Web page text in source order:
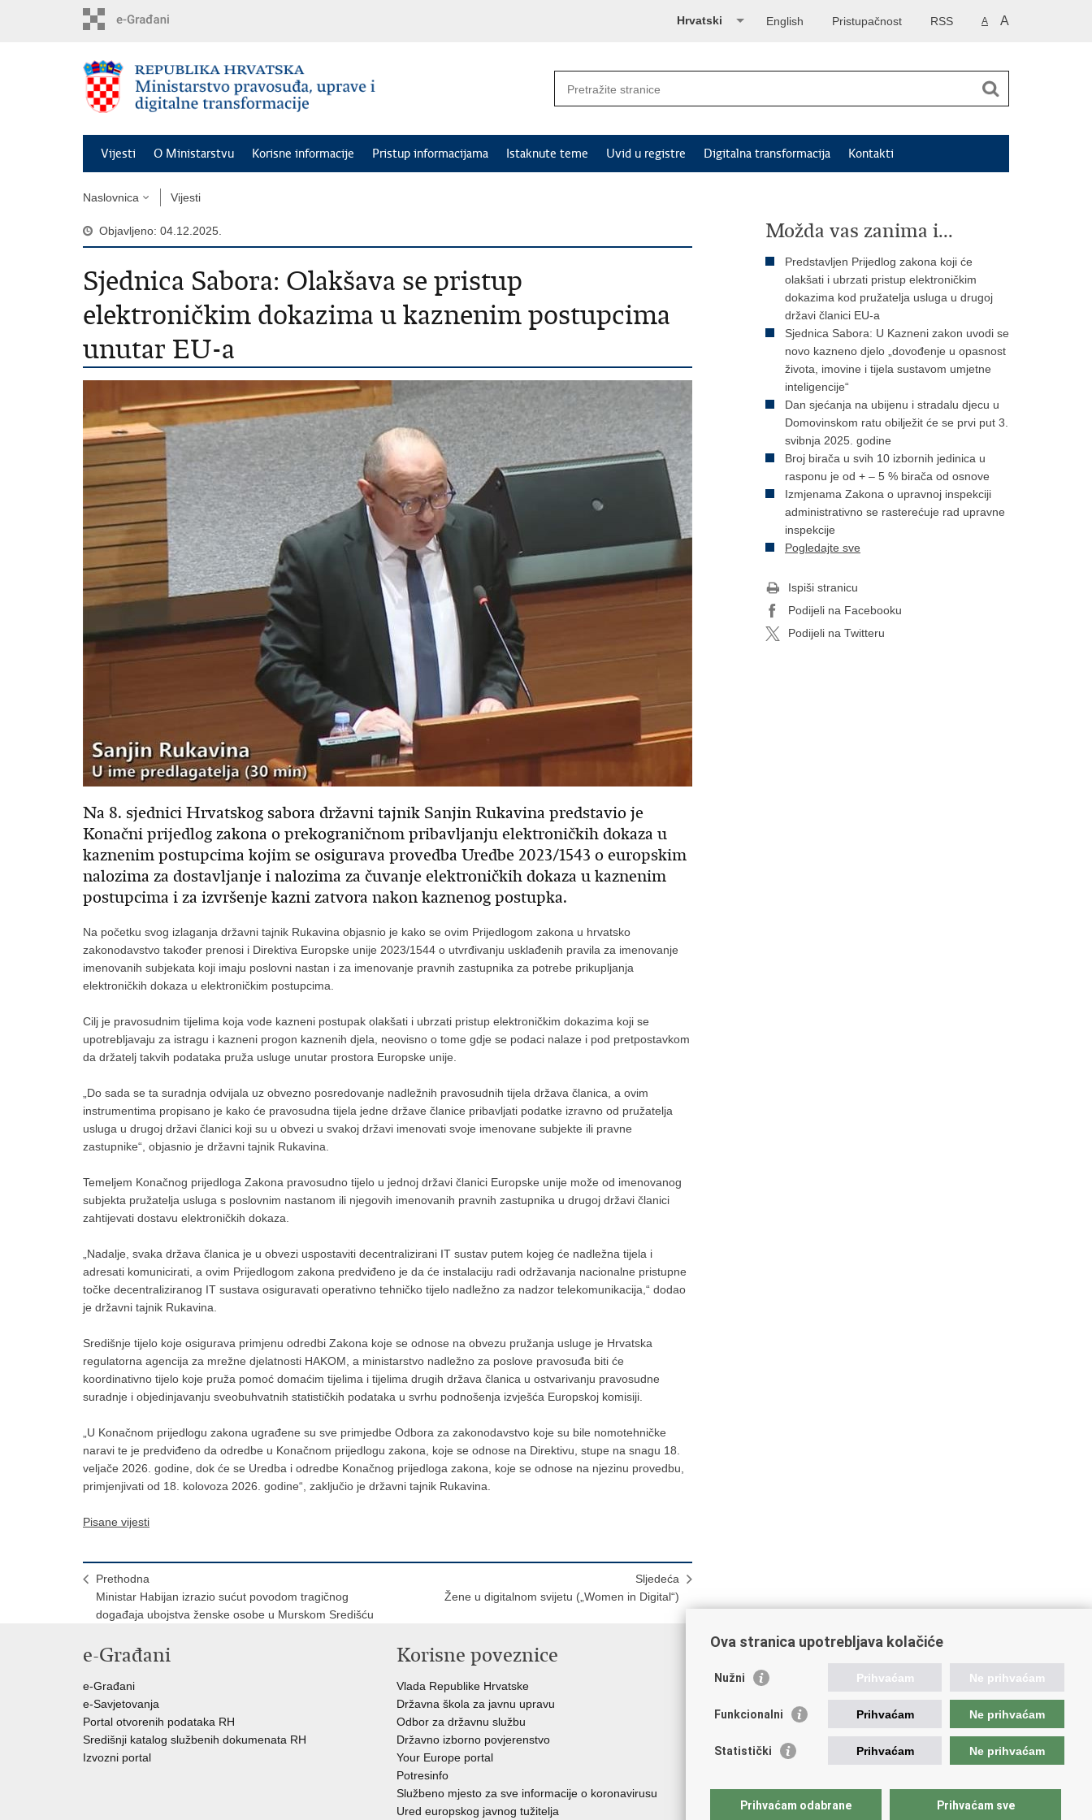
A A
RSS
Pristupačnost
English
Hrvatski
Vijesti O Ministarstvu Korisne informacije Pristup informacijama Istaknute teme Uvid u registre Digitalna transformacija Kontakti
Naslovnica Vijesti
Objavljeno: 04.12.2025.
Sjednica Sabora: Olakšava se pristup
elektroničkim dokazima u kaznenim postupcima
unutar EU-a
Na 8. sjednici Hrvatskog sabora državni tajnik Sanjin Rukavina predstavio je
Konačni prijedlog zakona o prekograničnom pribavljanju elektroničkih dokaza u
kaznenim postupcima kojim se osigurava provedba Uredbe 2023/1543 o europskim
nalozima za dostavljanje i nalozima za čuvanje elektroničkih dokaza u kaznenim
postupcima i za izvršenje kazni zatvora nakon kaznenog postupka.
Na početku svog izlaganja državni tajnik Rukavina objasnio je kako se ovim Prijedlogom zakona u hrvatsko
zakonodavstvo također prenosi i Direktiva Europske unije 2023/1544 o utvrđivanju usklađenih pravila za imenovanje
imenovanih subjekata koji imaju poslovni nastan i za imenovanje pravnih zastupnika za potrebe prikupljanja
elektroničkih dokaza u elektroničkim postupcima.
Cilj je pravosudnim tijelima koja vode kazneni postupak olakšati i ubrzati pristup elektroničkim dokazima koji se
upotrebljavaju za istragu i kazneni progon kaznenih djela, neovisno o tome gdje se podaci nalaze i pod pretpostavkom
da držatelj takvih podataka pruža usluge unutar prostora Europske unije.
„Do sada se ta suradnja odvijala uz obvezno posredovanje nadležnih pravosudnih tijela država članica, a ovim
instrumentima propisano je kako će pravosudna tijela jedne države članice pribavljati podatke izravno od pružatelja
usluga u drugoj državi članici koji su u obvezi u svakoj državi imenovati svoje imenovane subjekte ili pravne
zastupnike“, objasnio je državni tajnik Rukavina.
Temeljem Konačnog prijedloga Zakona pravosudno tijelo u jednoj državi članici Europske unije može od imenovanog
subjekta pružatelja usluga s poslovnim nastanom ili njegovih imenovanih pravnih zastupnika u drugoj državi članici
zahtijevati dostavu elektroničkih dokaza.
„Nadalje, svaka država članica je u obvezi uspostaviti decentralizirani IT sustav putem kojeg će nadležna tijela i
adresati komunicirati, a ovim Prijedlogom zakona predviđeno je da će instalaciju radi održavanja nacionalne pristupne
točke decentraliziranog IT sustava osiguravati operativno tehničko tijelo nadležno za nadzor telekomunikacija,“ dodao
je državni tajnik Rukavina.
Središnje tijelo koje osigurava primjenu odredbi Zakona koje se odnose na obvezu pružanja usluge je Hrvatska
regulatorna agencija za mrežne djelatnosti HAKOM, a ministarstvo nadležno za poslove pravosuđa biti će
koordinativno tijelo koje pruža pomoć domaćim tijelima i tijelima drugih država članica u ostvarivanju pravosudne
suradnje i objedinjavanju sveobuhvatnih statističkih podataka u svrhu podnošenja izvješća Europskoj komisiji.
„U Konačnom prijedlogu zakona ugrađene su sve primjedbe Odbora za zakonodavstvo koje su bile nomotehničke
naravi te je predviđeno da odredbe u Konačnom prijedlogu zakona, koje se odnose na Direktivu, stupe na snagu 18.
veljače 2026. godine, dok će se Uredba i odredbe Konačnog prijedloga zakona, koje se odnose na njezinu provedbu,
primjenjivati od 18. kolovoza 2026. godine“, zaključio je državni tajnik Rukavina.
Pisane vijesti
Prethodna
Ministar Habijan izrazio sućut povodom tragičnog
događaja ubojstva ženske osobe u Murskom Središću
Sljedeća
Žene u digitalnom svijetu („Women in Digital“)
Možda vas zanima i...
Predstavljen Prijedlog zakona koji će
olakšati i ubrzati pristup elektroničkim
dokazima kod pružatelja usluga u drugoj
državi članici EU-a
Sjednica Sabora: U Kazneni zakon uvodi se
novo kazneno djelo „dovođenje u opasnost
života, imovine i tijela sustavom umjetne
inteligencije“
Dan sjećanja na ubijenu i stradalu djecu u
Domovinskom ratu obilježit će se prvi put 3.
svibnja 2025. godine
Broj birača u svih 10 izbornih jedinica u
rasponu je od + – 5 % birača od osnove
Izmjenama Zakona o upravnoj inspekciji
administrativno se rasterećuje rad upravne
inspekcije
Pogledajte sve
Ispiši stranicu
Podijeli na Facebooku
Podijeli na Twitteru
e-Građani
e-Građani
e-Savjetovanja
Portal otvorenih podataka RH
Središnji katalog službenih dokumenata RH
Izvozni portal
Korisne poveznice
Vlada Republike Hrvatske
Državna škola za javnu upravu
Odbor za državnu službu
Državno izborno povjerenstvo
Your Europe portal
Potresinfo
Službeno mjesto za sve informacije o koronavirusu
Ured europskog javnog tužitelja
Poveznice pravosudnog sustava
Portal sudova
Državno odvjetništvo
Ured za suzbijanje korupcije i organiziranog kriminaliteta
Državnoodvjetničko vijeće
Hrvatska odvjetnička komora
Hrvatska javnobilježnička komora
Ova stranica upotrebljava kolačiće
Nužni Prihvaćam Ne prihvaćam
Funkcionalni Prihvaćam Ne prihvaćam
Statistički Prihvaćam Ne prihvaćam
Prihvaćam odabrane Prihvaćam sve